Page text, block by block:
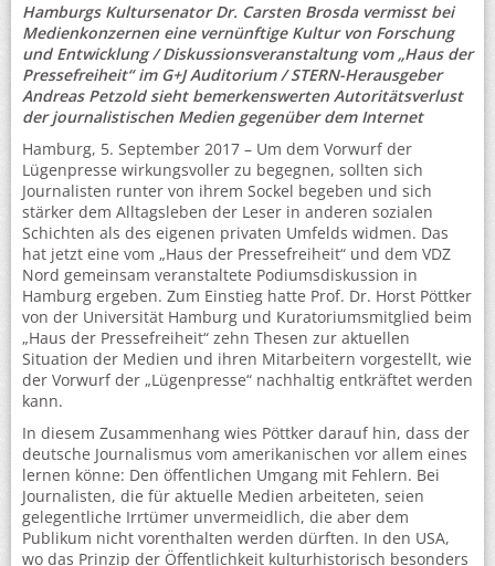
Hamburgs Kultursenator Dr. Carsten Brosda vermisst bei
Medienkonzernen eine vernünftige Kultur von Forschung
und Entwicklung / Diskussionsveranstaltung vom „Haus der
Pressefreiheit“ im G+J Auditorium / STERN-Herausgeber
Andreas Petzold sieht bemerkenswerten Autoritätsverlust
der journalistischen Medien gegenüber dem Internet
Hamburg, 5. September 2017 – Um dem Vorwurf der
Lügenpresse wirkungsvoller zu begegnen, sollten sich
Journalisten runter von ihrem Sockel begeben und sich
stärker dem Alltagsleben der Leser in anderen sozialen
Schichten als des eigenen privaten Umfelds widmen. Das
hat jetzt eine vom „Haus der Pressefreiheit“ und dem VDZ
Nord gemeinsam veranstaltete Podiumsdiskussion in
Hamburg ergeben. Zum Einstieg hatte Prof. Dr. Horst Pöttker
von der Universität Hamburg und Kuratoriumsmitglied beim
„Haus der Pressefreiheit“ zehn Thesen zur aktuellen
Situation der Medien und ihren Mitarbeitern vorgestellt, wie
der Vorwurf der „Lügenpresse“ nachhaltig entkräftet werden
kann.
In diesem Zusammenhang wies Pöttker darauf hin, dass der
deutsche Journalismus vom amerikanischen vor allem eines
lernen könne: Den öffentlichen Umgang mit Fehlern. Bei
Journalisten, die für aktuelle Medien arbeiteten, seien
gelegentliche Irrtümer unvermeidlich, die aber dem
Publikum nicht vorenthalten werden dürften. In den USA,
wo das Prinzip der Öffentlichkeit kulturhistorisch besonders